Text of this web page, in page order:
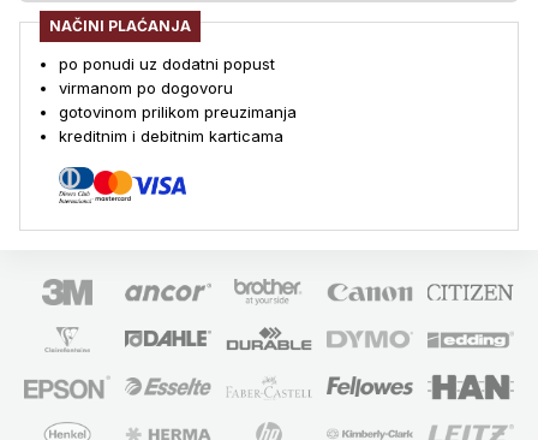
NAČINI PLAĆANJA
po ponudi uz dodatni popust
virmanom po dogovoru
gotovinom prilikom preuzimanja
kreditnim i debitnim karticama